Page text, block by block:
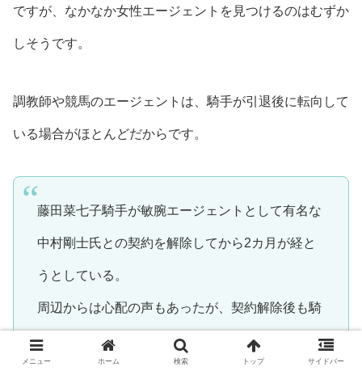
ですが、なかなか女性エージェントを見つけるのはむずか
しそうです。
調教師や競馬のエージェントは、騎手が引退後に転向して
いる場合がほとんどだからです。
藤田菜七子騎手が敏腕エージェントとして有名な
中村剛士氏との契約を解除してから2カ月が経と
うとしている。
周辺からは心配の声もあったが、契約解除後も騎
乗数をさほど減らすことなく、ついにはJRA女性
メニュー ホーム 検索 トップ サイドバー